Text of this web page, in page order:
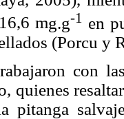
mg.g-1 en
(Porcu y
con
quienes
pitanga